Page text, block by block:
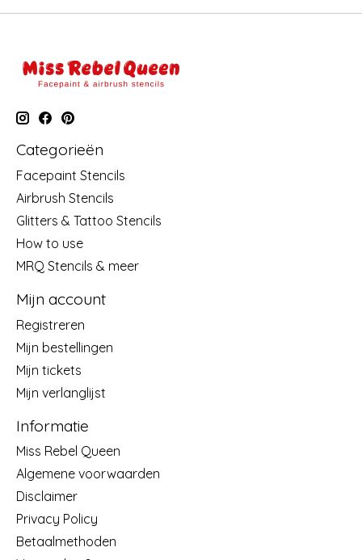
Categorieën
Facepaint Stencils
Airbrush Stencils
Glitters & Tattoo Stencils
How to use
MRQ Stencils & meer
Mijn account
Registreren
Mijn bestellingen
Mijn tickets
Mijn verlanglijst
Informatie
Miss Rebel Queen
Algemene voorwaarden
Disclaimer
Privacy Policy
Betaalmethoden